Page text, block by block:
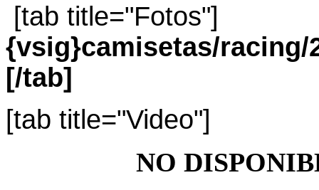
[tab title="Fotos"]
{vsig}camisetas/racing/
[/tab]
[tab title="Video"]
NO